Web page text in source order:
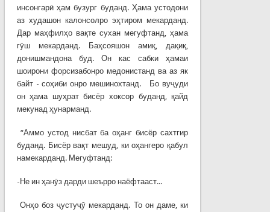
инсонгарӣ ҳам бузург буданд. Ҳама устодони
аз худашон калонсолро эҳтиром мекарданд.
Дар маҳфилҳо вақте сухан мегуфтанд, ҳама
гӯш мекарданд. Баҳсояшон амиқ, дақиқ,
донишмандона буд. Он кас сабки ҳамаи
шоирони форсизабонро медонистанд ва аз як
байт - соҳиби онро мешинохтанд. Бо вуҷуди
он ҳама шуҳрат бисёр хоксор буданд, қайд
мекунад ҳунарманд.
“Аммо устод нисбат ба оҳанг бисёр сахтгир
буданд. Бисёр вақт мешуд, ки оҳангеро қабул
намекарданд. Мегуфтанд:
-Не ин ҳанӯз дарди шеърро наёфтааст...
Онҳо боз ҷустуҷӯ мекарданд. То он даме, ки